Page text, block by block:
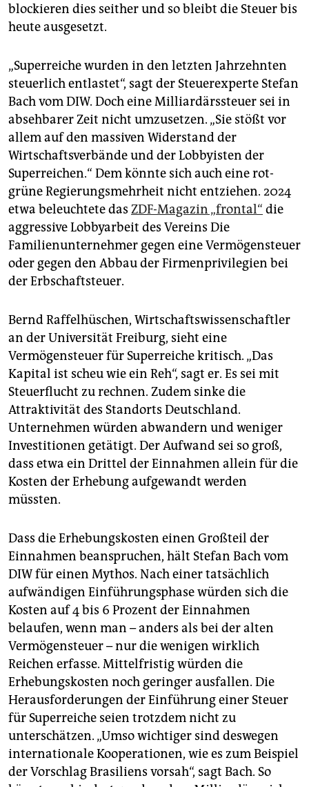
blockieren dies seither und so bleibt die Steuer bis
heute ausgesetzt.
„Superreiche wurden in den letzten Jahrzehnten
steuerlich entlastet“, sagt der Steuerexperte Stefan
Bach vom DIW. Doch eine Milliardärssteuer sei in
absehbarer Zeit nicht umzusetzen. „Sie stößt vor
allem auf den massiven Widerstand der
Wirtschaftsverbände und der Lobbyisten der
Superreichen.“ Dem könnte sich auch eine rot-
grüne Regierungsmehrheit nicht entziehen. 2024
etwa beleuchtete das ZDF-Magazin „frontal“ die
aggressive Lobbyarbeit des Vereins Die
Familienunternehmer gegen eine Vermögensteuer
oder gegen den Abbau der Firmenprivilegien bei
der Erbschaftsteuer.
Bernd Raffelhüschen, Wirtschaftswissenschaftler
an der Universität Freiburg, sieht eine
Vermögensteuer für Superreiche kritisch. „Das
Kapital ist scheu wie ein Reh“, sagt er. Es sei mit
Steuerflucht zu rechnen. Zudem sinke die
Attraktivität des Standorts Deutschland.
Unternehmen würden abwandern und weniger
Investitionen getätigt. Der Aufwand sei so groß,
dass etwa ein Drittel der Einnahmen allein für die
Kosten der Erhebung aufgewandt werden
müssten.
Dass die Erhebungskosten einen Großteil der
Einnahmen beanspruchen, hält Stefan Bach vom
DIW für einen Mythos. Nach einer tatsächlich
aufwändigen Einführungsphase würden sich die
Kosten auf 4 bis 6 Prozent der Einnahmen
belaufen, wenn man – anders als bei der alten
Vermögensteuer – nur die wenigen wirklich
Reichen erfasse. Mittelfristig würden die
Erhebungskosten noch geringer ausfallen. Die
Herausforderungen der Einführung einer Steuer
für Superreiche seien trotzdem nicht zu
unterschätzen. „Umso wichtiger sind deswegen
internationale Kooperationen, wie es zum Beispiel
der Vorschlag Brasiliens vorsah“, sagt Bach. So